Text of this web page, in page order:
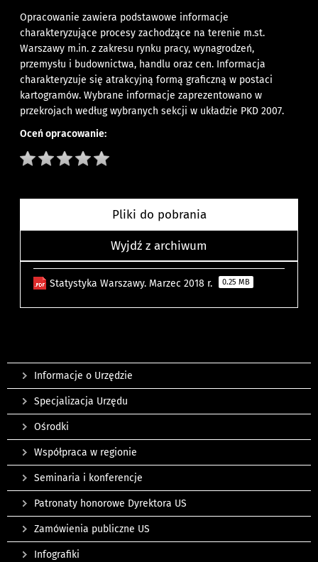
Opracowanie zawiera podstawowe informacje
charakteryzujące procesy zachodzące na terenie m.st.
Warszawy m.in. z zakresu rynku pracy, wynagrodzeń,
przemysłu i budownictwa, handlu oraz cen. Informacja
charakteryzuje się atrakcyjną formą graficzną w postaci
kartogramów. Wybrane informacje zaprezentowano w
przekrojach według wybranych sekcji w układzie PKD 2007.
Oceń opracowanie:
Pliki do pobrania
Wyjdź z archiwum
Statystyka Warszawy. Marzec 2018 r. 0.25 MB
Informacje o Urzędzie
Specjalizacja Urzędu
Ośrodki
Współpraca w regionie
Seminaria i konferencje
Patronaty honorowe Dyrektora US
Zamówienia publiczne US
Infografiki